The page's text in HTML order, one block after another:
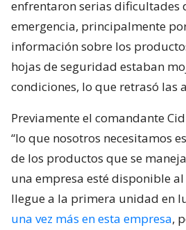
enfrentaron serias dificultades
emergencia, principalmente
información sobre los
hojas de seguridad estaban
condiciones, lo que retrasó las
Previamente el comandante
“lo que nosotros necesitamos
de los productos que se
una empresa esté disponible
llegue a la primera unidad en
una vez más en esta empresa,